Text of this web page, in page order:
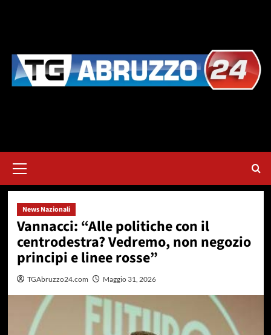
principale
News Nazionali
Vannacci: “Alle politiche con il
centrodestra? Vedremo, non negozio
principi e linee rosse”
TGAbruzzo24.com Maggio 31, 2026